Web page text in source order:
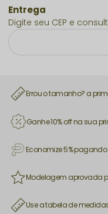
Errou o tamanho? a
Ganhe 10% off na sua
Economize 5% pagando
Modelagem aprovada
Use a tabela de